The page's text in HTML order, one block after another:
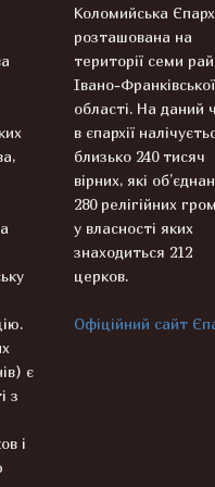
є
з
і
Коломийська
розташована на
території семи
Івано-Франківської
області. На даний
в єпархії
близько 240 тисяч
вірних, які
280 релігійних
у власності яких
знаходиться 212
церков.
Офіційний сайт